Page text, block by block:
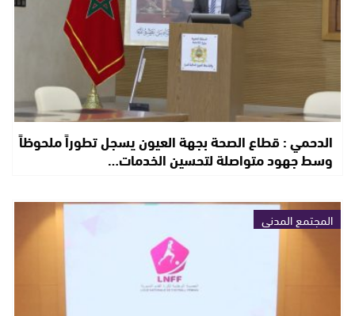
الدحمي : قطاع الصحة بجهة العيون يسجل تطوراً ملحوظاً
وسط جهود متواصلة لتحسين الخدمات…
المجتمع المدني